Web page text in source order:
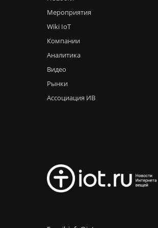
Мероприятия
Wiki IoT
Компании
Аналитика
Видео
Рынки
Ассоциация ИВ